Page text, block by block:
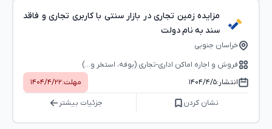
مزایده زمین تجاری در بازار سنتی با کاربری تجاری و فاقد
سند به نام دولت
خراسان جنوبی
فروش و اجاره اماکن اداری-تجاری (بوفه، استخر و...)
انتشار:۱۴۰۴/۴/۵ مهلت:۱۴۰۴/۴/۲۲
نشان کردن جزئیات بیشتر